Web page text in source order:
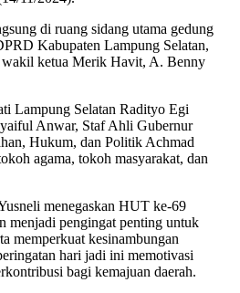
di ruang sidang utama gedung
Kabupaten Lampung Selatan,
wakil ketua Merik Havit, A. Benny
Lampung Selatan Radityo Egi
Anwar, Staf Ahli Gubernur
Hukum, dan Politik Achmad
agama, tokoh masyarakat, dan
menegaskan HUT ke-69
menjadi pengingat penting untuk
memperkuat kesinambungan
hari jadi ini memotivasi
bagi kemajuan daerah.